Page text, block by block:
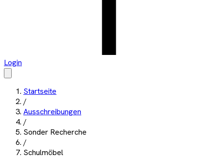
Login
Startseite
/
Ausschreibungen
/
Sonder Recherche
/
Schulmöbel